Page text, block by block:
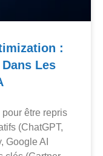
:
Les
être repris
(ChatGPT,
Google AI